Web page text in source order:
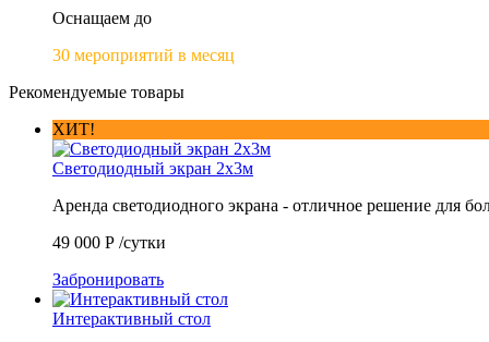
Оснащаем до
30 мероприятий в месяц
Рекомендуемые товары
ХИТ!
Светодиодный экран 2х3м
Аренда светодиодного экрана - отличное решение для
49 000 Р /сутки
Забронировать
Интерактивный стол